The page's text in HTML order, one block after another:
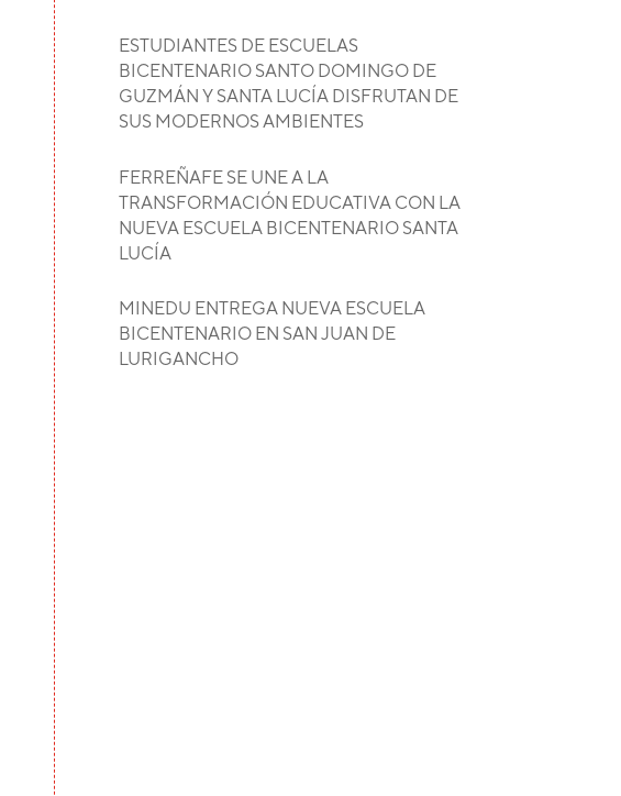
ESTUDIANTES DE ESCUELAS
BICENTENARIO SANTO DOMINGO DE
GUZMÁN Y SANTA LUCÍA DISFRUTAN DE
SUS MODERNOS AMBIENTES
FERREÑAFE SE UNE A LA
TRANSFORMACIÓN EDUCATIVA CON LA
NUEVA ESCUELA BICENTENARIO SANTA
LUCÍA
MINEDU ENTREGA NUEVA ESCUELA
BICENTENARIO EN SAN JUAN DE
LURIGANCHO